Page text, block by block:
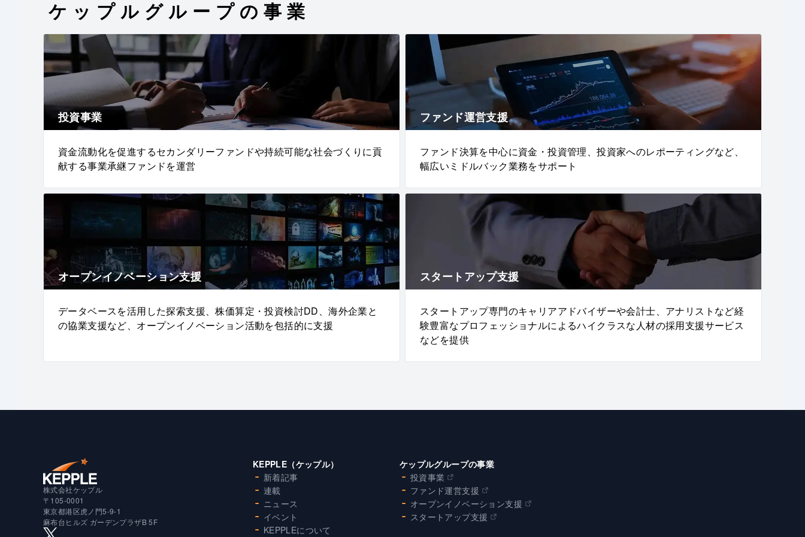
ケップルグループの事業
投資事業
資金流動化を促進するセカンダリーファンドや持続可能な社会づくりに貢
献する事業承継ファンドを運営
ファンド運営支援
ファンド決算を中心に資金・投資管理、投資家へのレポーティングなど、
幅広いミドルバック業務をサポート
オープンイノベーション支援
データベースを活用した探索支援、株価算定・投資検討DD、海外企業と
の協業支援など、オープンイノベーション活動を包括的に支援
スタートアップ支援
スタートアップ専門のキャリアアドバイザーや会計士、アナリストなど経
験豊富なプロフェッショナルによるハイクラスな人材の採用支援サービス
などを提供
株式会社ケップル
〒105-0001
東京都港区虎ノ門5-9-1
麻布台ヒルズ ガーデンプラザB 5F
KEPPLE（ケップル）
新着記事
連載
ニュース
イベント
KEPPLEについて
ケップルグループの事業
投資事業
ファンド運営支援
オープンイノベーション支援
スタートアップ支援